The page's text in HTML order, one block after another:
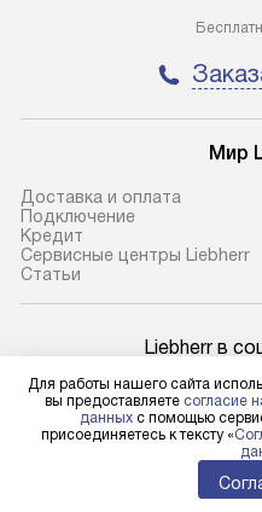
до представительства
транспортной компании в
Москва. Пожалуйста,
условия доставки у
В оговоренный день
доставки доставит
прибор до подъезда. Если
требуется переместить
установки, пожалуйста,
с менеджером. За данную
взимается
Учитывайте габариты
они не позволяют
Мир
Доставка и оплата
Подключение
Кредит
Сервисные центры Liebherr
Cтатьи
Liebherr в
Для
Для
Для работы нашего сайта
вы предоставляете согласие
данных с помощью
присоединяетесь к тексту «